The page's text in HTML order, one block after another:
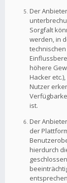
Der
Sorgfalt
werden, in
höhere
Hacker
Nutzer
ist.
Der
der
hierdurch